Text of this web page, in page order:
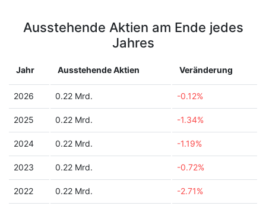
Ausstehende Aktien am Ende jedes
Jahres
Jahr Ausstehende Aktien Veränderung
2026 0.22 Mrd. -0.12%
2025 0.22 Mrd. -1.34%
2024 0.22 Mrd. -1.19%
2023 0.22 Mrd. -0.72%
2022 0.22 Mrd. -2.71%